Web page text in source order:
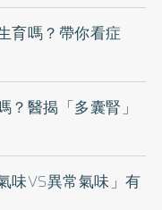
育嗎？帶你看症
醫揭「多囊腎」
味VS異常氣味」有